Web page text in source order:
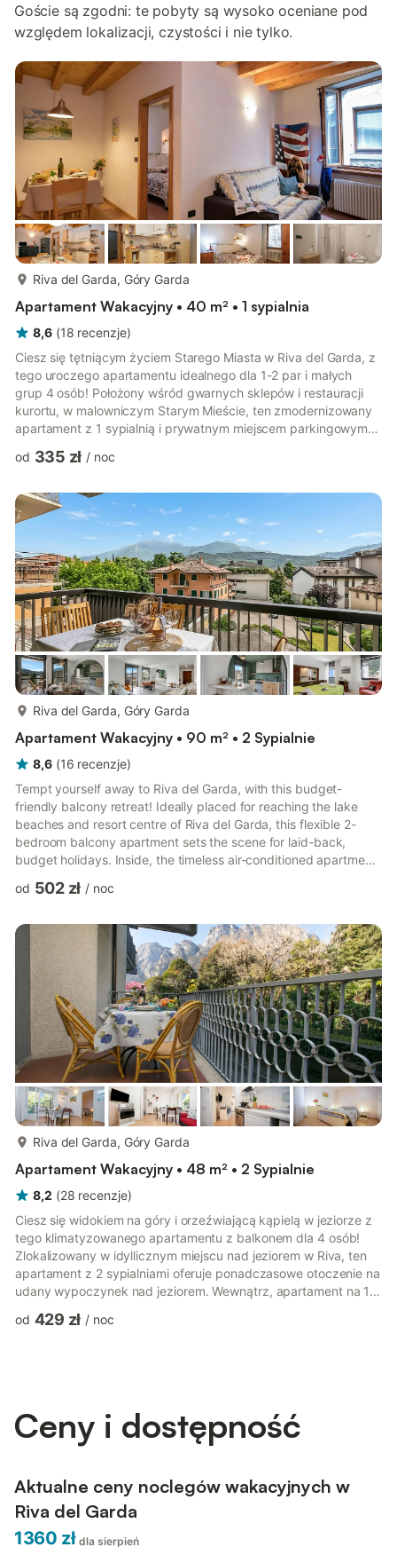
Goście są zgodni: te pobyty są wysoko oceniane pod
względem lokalizacji, czystości i nie tylko.
Riva del Garda, Góry Garda
Apartament Wakacyjny • 40 m² • 1 sypialnia
8,6 (18 recenzje)
Ciesz się tętniącym życiem Starego Miasta w Riva del Garda, z
tego uroczego apartamentu idealnego dla 1-2 par i małych
grup 4 osób! Położony wśród gwarnych sklepów i restauracji
kurortu, w malowniczym Starym Mieście, ten zmodernizowany
apartament z 1 sypialnią i prywatnym miejscem parkingowym
wakacje przez cały rok. Apartament na 2. piętrze oferuje
szukających spokojnej bazy wypadowej w mieście; z przytulną,
klimatyczną częścią dzienną z podwójną rozkładaną sofą i
telewizorem z pł...
od 335 zł / noc
Riva del Garda, Góry Garda
Apartament Wakacyjny • 90 m² • 2 Sypialnie
8,6 (16 recenzje)
Tempt yourself away to Riva del Garda, with this budget-
friendly balcony retreat! Ideally placed for reaching the lake
beaches and resort centre of Riva del Garda, this flexible 2-
bedroom balcony apartment sets the scene for laid-back,
budget holidays. Inside, the timeless air-conditioned apartment
friendly family stays. A spacious open plan living room with
by a long private balcony, furnished with an alfresco dining set.
A timeless master double bedroom features along...
od 502 zł / noc
Riva del Garda, Góry Garda
Apartament Wakacyjny • 48 m² • 2 Sypialnie
8,2 (28 recenzje)
Ciesz się widokiem na góry i orzeźwiającą kąpielą w jeziorze z
tego klimatyzowanego apartamentu z balkonem dla 4 osób!
Zlokalizowany w idyllicznym miejscu nad jeziorem w Riva, ten
apartament z 2 sypialniami oferuje ponadczasowe otoczenie na
udany wypoczynek nad jeziorem. Wewnątrz, apartament na 1.
Funkcjonalna, klimatyzowana przestrzeń dzienna obejmuje
od 429 zł / noc
Ceny i dostępność
Aktualne ceny noclegów wakacyjnych w
Riva del Garda
1360 zł dla sierpień